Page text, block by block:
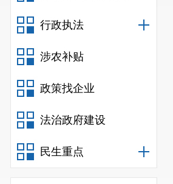
行政执法
涉农补贴
政策找企业
法治政府建设
民生重点